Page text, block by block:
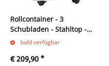
Rollcontainer - 3
Schubladen - Stahltop -
graubald verfügbar
€ 209,90 *